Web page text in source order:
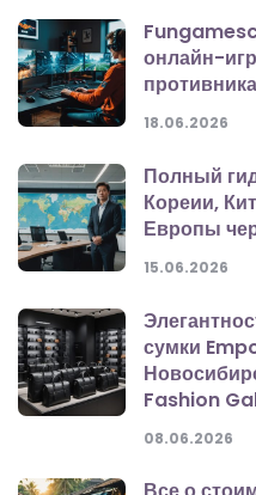
онлайн-
18.06.2026
Полный
Кореии,
Европы
15.06.2026
сумки
Fashion
08.06.2026